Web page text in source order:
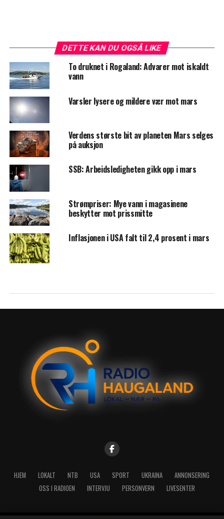
DETTE KAN DU OGSÅ LIKE
To druknet i Rogaland: Advarer mot iskaldt
vann
Varsler lysere og mildere vær mot mars
Verdens største bit av planeten Mars selges
på auksjon
SSB: Arbeidsledigheten gikk opp i mars
Strømpriser: Mye vann i magasinene
beskytter mot prissmitte
Inflasjonen i USA falt til 2,4 prosent i mars
HJEM LOKALT NTB USA SPORT UKRAINA
ANNONSERING
OSS I RADIOEN
INTERVJU PERSONVERN LIVESENTER